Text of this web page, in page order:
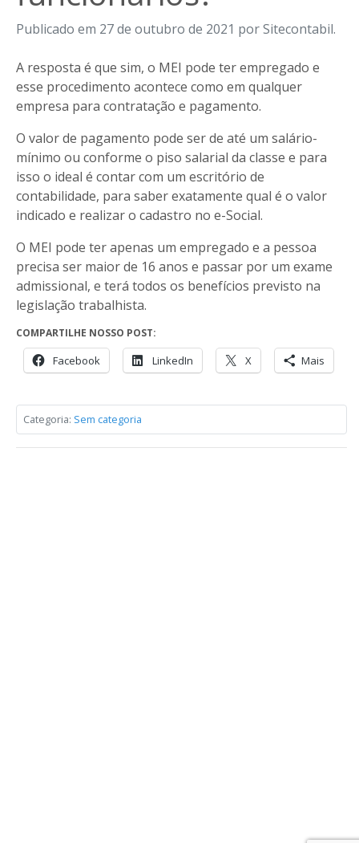
Publicado em 27 de outubro de 2021 por Sitecontabil.
A resposta é que sim, o MEI pode ter empregado e
esse procedimento acontece como em qualquer
empresa para contratação e pagamento.
O valor de pagamento pode ser de até um salário-
mínimo ou conforme o piso salarial da classe e para
isso o ideal é contar com um escritório de
contabilidade, para saber exatamente qual é o valor
indicado e realizar o cadastro no e-Social.
O MEI pode ter apenas um empregado e a pessoa
precisa ser maior de 16 anos e passar por um exame
admissional, e terá todos os benefícios previsto na
legislação trabalhista.
COMPARTILHE NOSSO POST:
Facebook LinkedIn X Mais
Categoria: Sem categoria